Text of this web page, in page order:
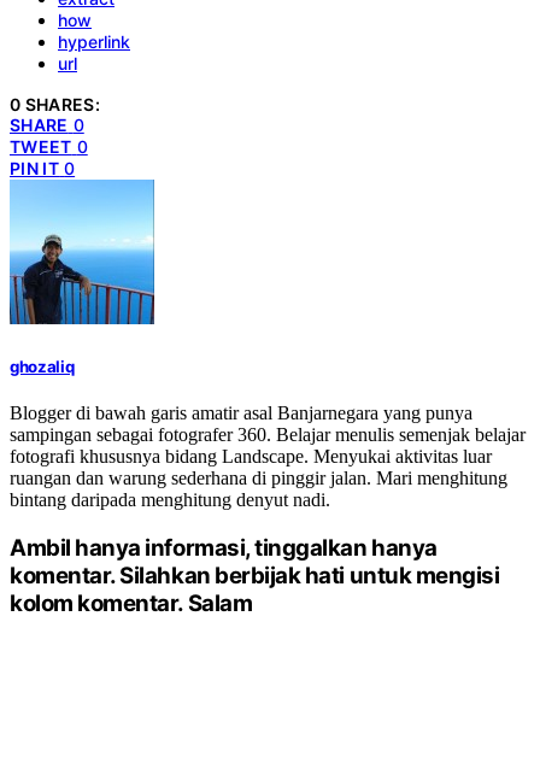
how
hyperlink
url
0 SHARES:
SHARE 0
TWEET 0
PIN IT 0
ghozaliq
Blogger di bawah garis amatir asal Banjarnegara yang punya
sampingan sebagai fotografer 360. Belajar menulis semenjak belajar
fotografi khususnya bidang Landscape. Menyukai aktivitas luar
ruangan dan warung sederhana di pinggir jalan. Mari menghitung
bintang daripada menghitung denyut nadi.
Ambil hanya informasi, tinggalkan hanya
komentar. Silahkan berbijak hati untuk mengisi
kolom komentar. Salam